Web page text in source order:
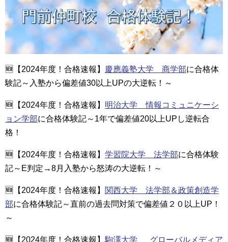
🆕【2024年度！合格速報】 慶應義塾大学 商学部に合格体
験記～入塾から偏差値30以上UPの大逆転！～
🆕【2024年度！合格速報】 明治大学 情報コミュニケーシ
ョン学部に合格体験記～1年で偏差値20以上UPし逆転合
格！
🆕【2024年度！合格速報】 学習院大学 法学部に合格体験
記～E判定→8月入塾から怒涛の大逆転！～
🆕【2024年度！合格速報】 関西大学 法学部＆政策創造学
部に合格体験記～直前の過去問対策で偏差値２０以上UP！
～
🆕【2024年度！合格速報】 駒澤大学 グローバルメディア